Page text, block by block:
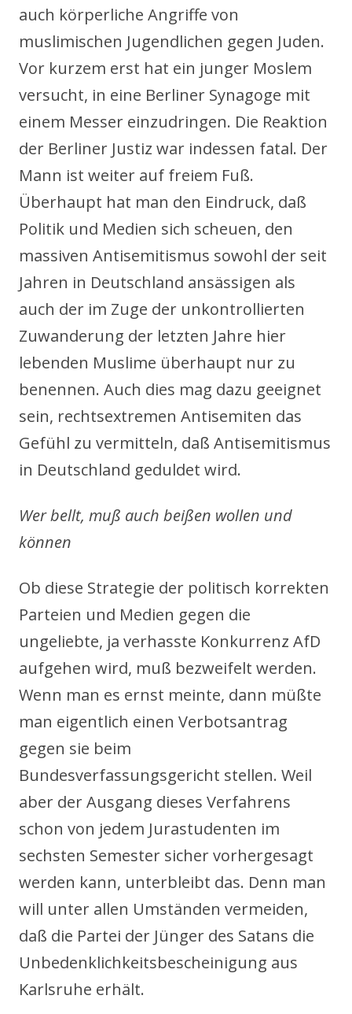
auch körperliche Angriffe von
muslimischen Jugendlichen gegen Juden.
Vor kurzem erst hat ein junger Moslem
versucht, in eine Berliner Synagoge mit
einem Messer einzudringen. Die Reaktion
der Berliner Justiz war indessen fatal. Der
Mann ist weiter auf freiem Fuß.
Überhaupt hat man den Eindruck, daß
Politik und Medien sich scheuen, den
massiven Antisemitismus sowohl der seit
Jahren in Deutschland ansässigen als
auch der im Zuge der unkontrollierten
Zuwanderung der letzten Jahre hier
lebenden Muslime überhaupt nur zu
benennen. Auch dies mag dazu geeignet
sein, rechtsextremen Antisemiten das
Gefühl zu vermitteln, daß Antisemitismus
in Deutschland geduldet wird.
Wer bellt, muß auch beißen wollen und
können
Ob diese Strategie der politisch korrekten
Parteien und Medien gegen die
ungeliebte, ja verhasste Konkurrenz AfD
aufgehen wird, muß bezweifelt werden.
Wenn man es ernst meinte, dann müßte
man eigentlich einen Verbotsantrag
gegen sie beim
Bundesverfassungsgericht stellen. Weil
aber der Ausgang dieses Verfahrens
schon von jedem Jurastudenten im
sechsten Semester sicher vorhergesagt
werden kann, unterbleibt das. Denn man
will unter allen Umständen vermeiden,
daß die Partei der Jünger des Satans die
Unbedenklichkeitsbescheinigung aus
Karlsruhe erhält.